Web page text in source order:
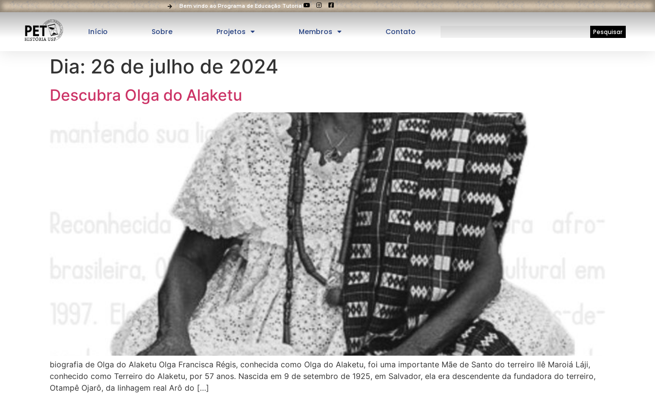
Bem vindo ao Programa de Educação Tutorial
Início Sobre Projetos Membros Contato Pesquisar
Dia: 26 de julho de 2024
Descubra Olga do Alaketu
biografia de Olga do Alaketu Olga Francisca Régis, conhecida como Olga do Alaketu, foi uma importante Mãe de Santo do terreiro Ilê Maroiá Láji,
conhecido como Terreiro do Alaketu, por 57 anos. Nascida em 9 de setembro de 1925, em Salvador, ela era descendente da fundadora do terreiro,
Otampê Ojarô, da linhagem real Arô do […]